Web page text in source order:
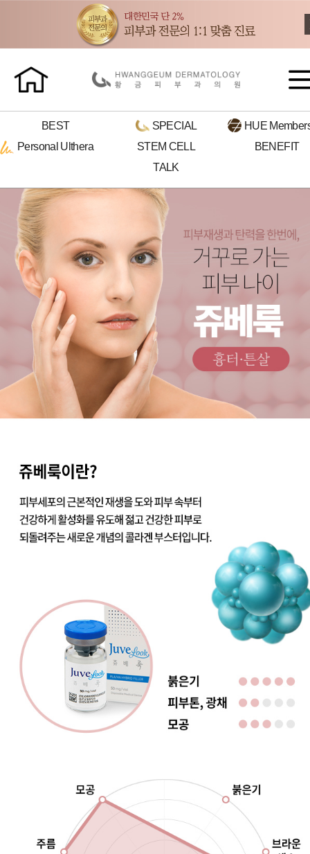
BEST SPECIAL HUE
Personal Ulthera STEM CELL
BENEFIT
TALK